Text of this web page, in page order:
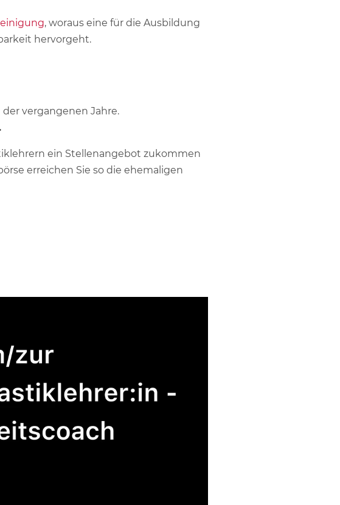
, woraus eine für die Ausbildung
hervorgeht.
vergangenen Jahre.
ein Stellenangebot zukommen
erreichen Sie so die ehemaligen